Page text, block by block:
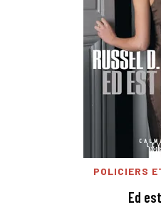
POLICIERS
Ed